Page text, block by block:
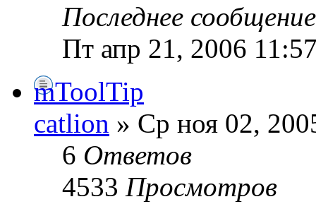
Последнее
Пт апр 21, 2006
mToolTip
catlion » Ср ноя 02,
6 Ответов
4533 Просмотров